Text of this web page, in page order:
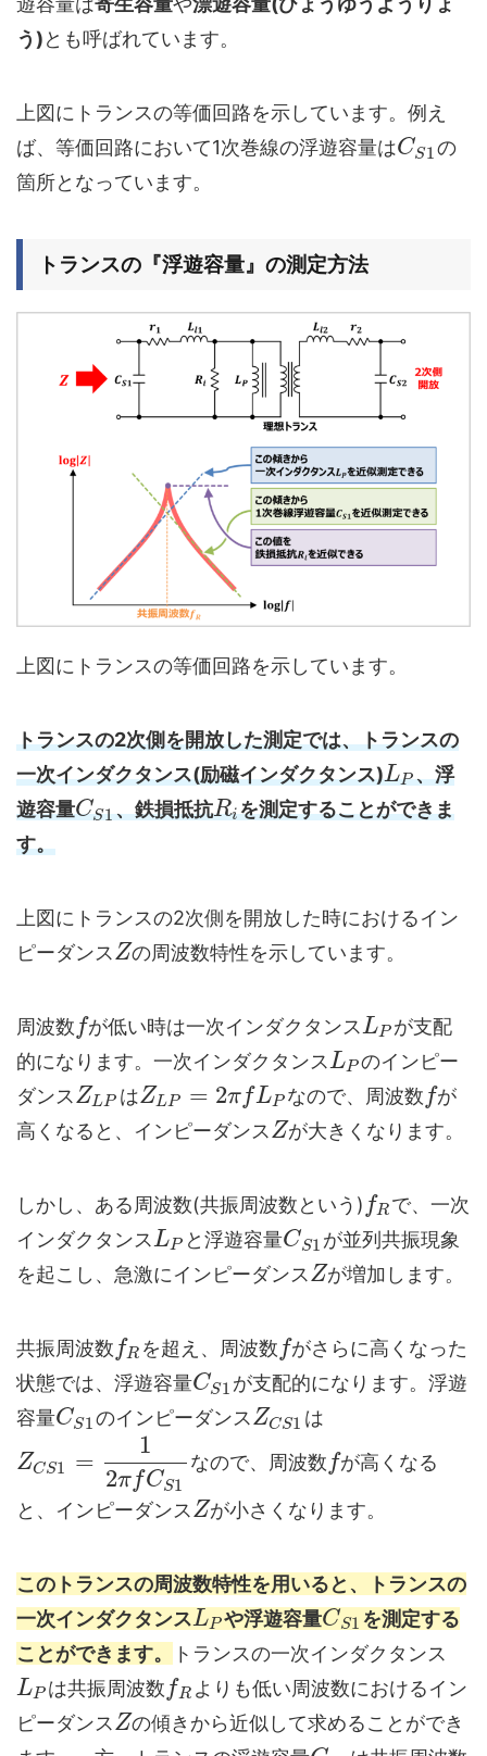
う)とも呼ばれています。
上図にトランスの等価回路を示しています。例え
ば、等価回路において1次巻線の浮遊容量はCS1 の
箇所となっています。
トランスの『浮遊容量』の測定方法
上図にトランスの等価回路を示しています。
トランスの2次側を開放した測定では、トランスの
一次インダクタンス(励磁インダクタンス)LP 、浮
遊容量CS1、鉄損抵抗Riを測定することができま
す。
上図にトランスの2次側を開放した時におけるイン
ピーダンスZの周波数特性を示しています。
周波数 fが低い時は一次インダクタンスLP が支配
的になります。一次インダクタンスLP のインピー
ダンスZLP はZLP = 2πfLP なので、周波数 fが
高くなると、インピーダンスZが大きくなります。
しかし、ある周波数(共振周波数という) fR で、一次
インダクタンスLP と浮遊容量CS1 が並列共振現象
を起こし、急激にインピーダンスZが増加します。
共振周波数 fR を超え、周波数 fがさらに高くなった
状態では、浮遊容量CS1 が支配的になります。浮遊
容量CS1 のインピーダンスZCS1 は
ZCS1 =
1
2πfCS1
なので、周波数 fが高くなる
と、インピーダンスZが小さくなります。
このトランスの周波数特性を用いると、トランスの
一次インダクタンスLP や浮遊容量CS1 を測定する
ことができます。
トランスの一次インダクタンス
LP は共振周波数 fR よりも低い周波数におけるイン
ピーダンスZの傾きから近似して求めることができ